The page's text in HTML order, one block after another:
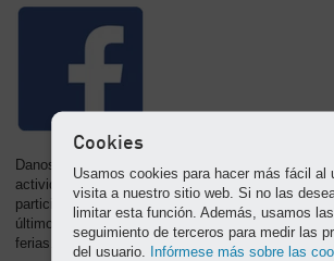
Danos “Me gusta” en Facebook para leer las
actividades de la comunidad, noticias de los
participar en el último concurso en “Timeline”.
últimos avisos de productos, así como informes
ferias.
Cookies
Usamos cookies para hacer más fácil al
visita a nuestro sitio web. Si no las
limitar esta función. Además, usamos
seguimiento de terceros para medir las
del usuario. Infórmese más sobre las